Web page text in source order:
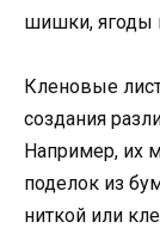
шишки, ягоды
Кленовые
создания
Например, их
поделок из
ниткой или